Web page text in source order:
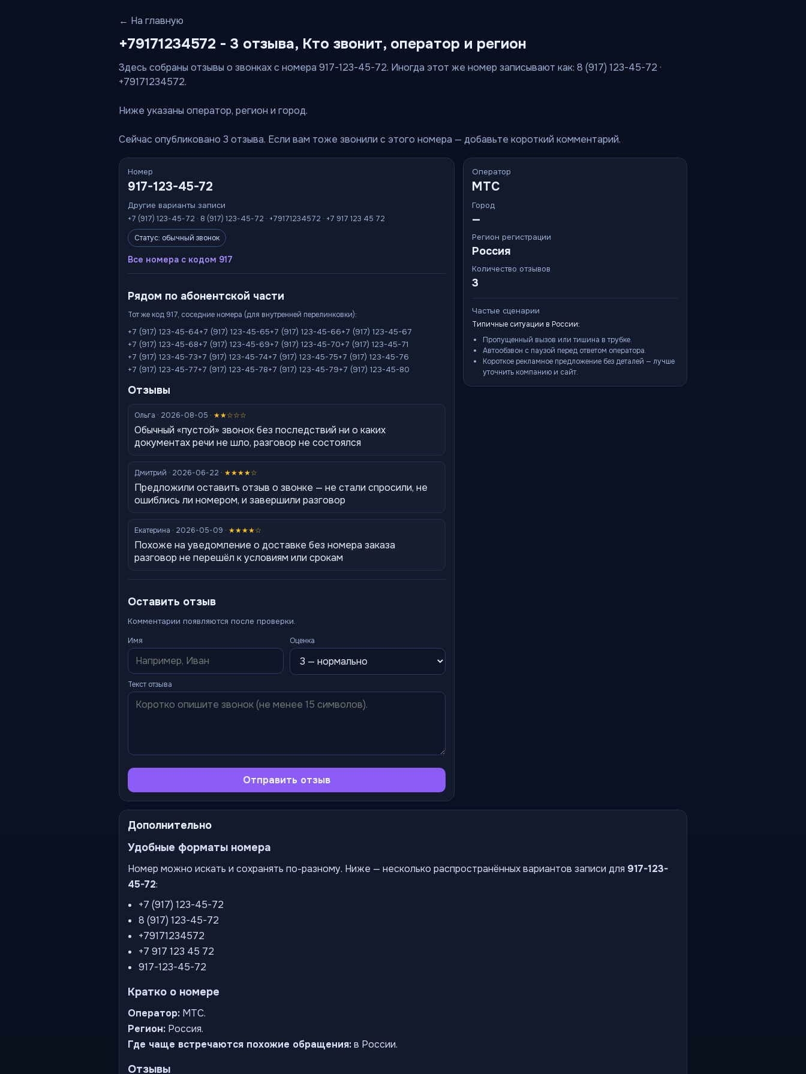
← На главную
+79171234572 - 3 отзыва, Кто звонит, оператор и регион
Здесь собраны отзывы о звонках с номера 917-123-45-72. Иногда этот же номер записывают как: 8 (917) 123-45-72 ·
+79171234572.
Ниже указаны оператор, регион и город.
Сейчас опубликовано 3 отзыва. Если вам тоже звонили с этого номера — добавьте короткий комментарий.
Номер
917-123-45-72
Другие варианты записи
+7 (917) 123-45-72 · 8 (917) 123-45-72 · +79171234572 · +7 917 123 45 72
Статус: обычный звонок
Все номера с кодом 917
Рядом по абонентской части
Тот же код 917, соседние номера (для внутренней перелинковки):
+7 (917) 123-45-64+7 (917) 123-45-65+7 (917) 123-45-66+7 (917) 123-45-67
+7 (917) 123-45-68+7 (917) 123-45-69+7 (917) 123-45-70+7 (917) 123-45-71
+7 (917) 123-45-73+7 (917) 123-45-74+7 (917) 123-45-75+7 (917) 123-45-76
+7 (917) 123-45-77+7 (917) 123-45-78+7 (917) 123-45-79+7 (917) 123-45-80
Отзывы
Ольга · 2026-08-05 · ★★☆☆☆
Обычный «пустой» звонок без последствий ни о каких
документах речи не шло, разговор не состоялся
Дмитрий · 2026-06-22 · ★★★★☆
Предложили оставить отзыв о звонке — не стали спросили, не
ошиблись ли номером, и завершили разговор
Екатерина · 2026-05-09 · ★★★★☆
Похоже на уведомление о доставке без номера заказа
разговор не перешёл к условиям или срокам
Оставить отзыв
Комментарии появляются после проверки.
Имя Оценка
Текст отзыва
Отправить отзыв
Оператор
МТС
Город
—
Регион регистрации
Россия
Количество отзывов
3
Частые сценарии
Типичные ситуации в России:
Пропущенный вызов или тишина в трубке.
Автообзвон с паузой перед ответом оператора.
Короткое рекламное предложение без деталей — лучше
уточнить компанию и сайт.
Дополнительно
Удобные форматы номера
Номер можно искать и сохранять по-разному. Ниже — несколько распространённых вариантов записи для 917-123-
45-72:
+7 (917) 123-45-72
8 (917) 123-45-72
+79171234572
+7 917 123 45 72
917-123-45-72
Кратко о номере
Оператор: МТС.
Регион: Россия.
Где чаще встречаются похожие обращения:в России.
Отзывы